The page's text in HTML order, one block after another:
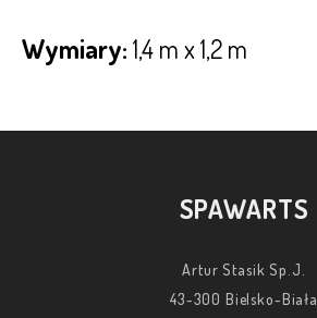
Wymiary:1,4 m x 1,2 m
SPAWARTS
Artur Stasik Sp.J.
43-300 Bielsko-Biała